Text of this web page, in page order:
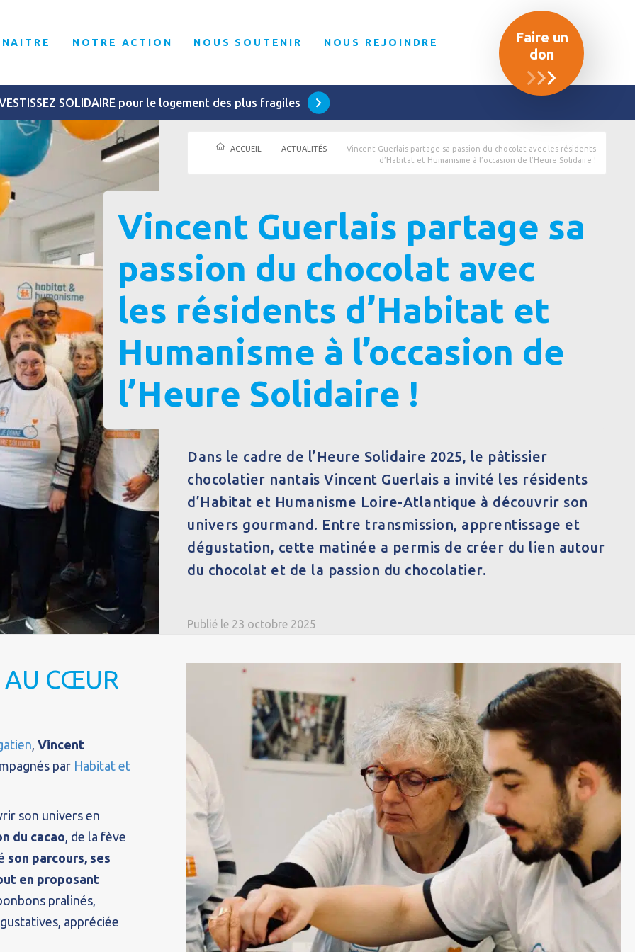
NOTRE ACTION NOUS SOUTENIR NOUS REJOINDRE
Faire un
don
SOLIDAIRE pour le logement des plus fragiles
ACCUEIL ACTUALITÉS
Vincent Guerlais partage sa passion du chocolat avec les résidents
d’Habitat et Humanisme à l’occasion de l’Heure Solidaire !
Vincent Guerlais partage sa
passion du chocolat avec
les résidents d’Habitat et
Humanisme à l’occasion de
l’Heure Solidaire !
Dans le cadre de l’Heure Solidaire 2025, le pâtissier
chocolatier nantais Vincent Guerlais a invité les résidents
d’Habitat et Humanisme Loire-Atlantique à découvrir son
univers gourmand. Entre transmission, apprentissage et
dégustation, cette matinée a permis de créer du lien autour
du chocolat et de la passion du chocolatier.
Publié le 23 octobre 2025
AU CŒUR
, Vincent
par Habitat et
son univers en
du cacao, de la fève
son parcours, ses
en proposant
pralinés,
appréciée